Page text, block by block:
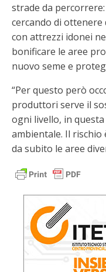
strade da
cercando di
con attrezzi idonei
bonificare le aree
nuovo seme e
“Per questo però
produttori serve il
ogni livello, in
ambientale. Il
da subito le aree